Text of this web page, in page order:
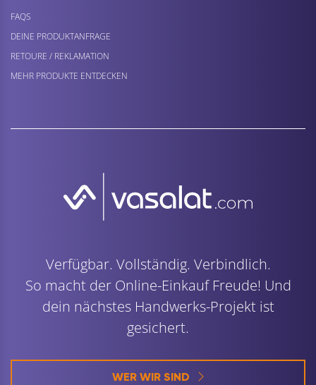
FAQS
DEINE PRODUKTANFRAGE
RETOURE / REKLAMATION
MEHR PRODUKTE ENTDECKEN
Verfügbar. Vollständig. Verbindlich.
So macht der Online-Einkauf Freude! Und
dein nächstes Handwerks-Projekt ist
gesichert.
WER WIR SIND